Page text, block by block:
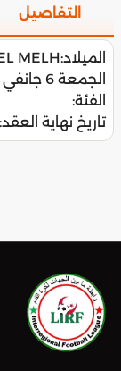
التفاصيل
الميلاد:MELH
الجمعة 6 جانفي 2006
الفئة:
تاريخ نهاية العقد: